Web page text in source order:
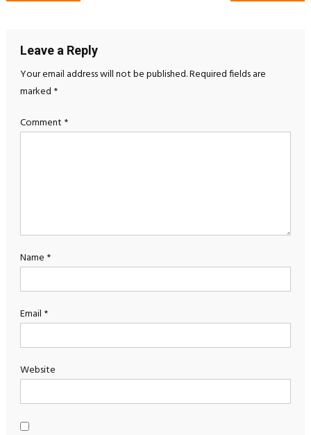
Leave a Reply
Your email address will not be published.Required fields are
marked *
Comment *
Name *
Email *
Website